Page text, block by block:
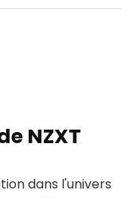
NZXT
dans l'univers